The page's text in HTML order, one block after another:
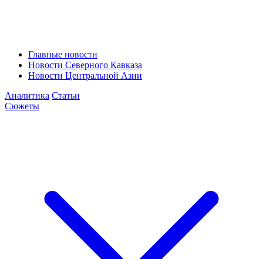
Главные новости
Новости Северного Кавказа
Новости Центральной Азии
Аналитика Статьи
Сюжеты